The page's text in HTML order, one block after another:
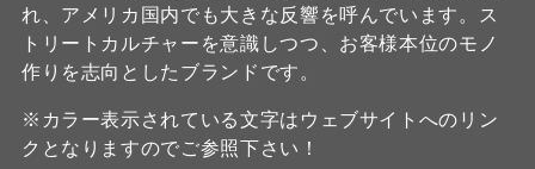
れ、アメリカ国内でも大きな反響を呼んでいます。ス
トリートカルチャーを意識しつつ、お客様本位のモノ
作りを志向としたブランドです。
※カラー表示されている文字はウェブサイトへのリン
クとなりますのでご参照下さい！